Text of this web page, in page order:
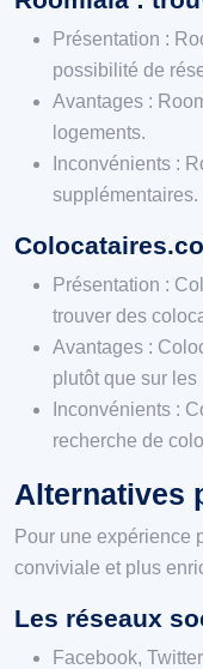
Présentation :
possibilité de
Avantages :
logements.
Inconvénients :
supplémentaires.
Présentation :
trouver des
Avantages :
plutôt que sur les
Inconvénients :
recherche de
Alternatives
Pour une expérience
conviviale et plus
Les réseaux
Facebook,